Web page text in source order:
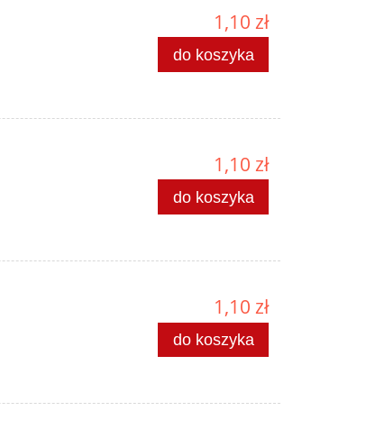
1,10 zł
do koszyka
1,10 zł
do koszyka
1,10 zł
do koszyka